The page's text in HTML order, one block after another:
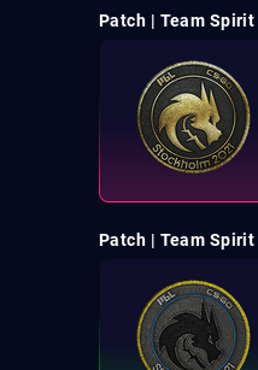
Patch | Team Spirit
Patch | Team